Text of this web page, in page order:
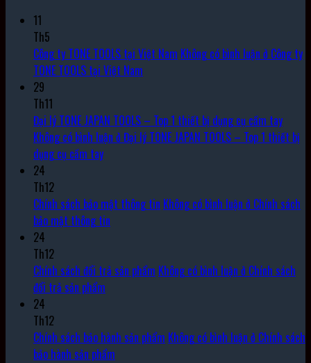
11
Th5
Công ty TONE TOOLS tại Việt Nam Không có bình luận ở Công ty
TONE TOOLS tại Việt Nam
29
Th11
Đại lý TONE JAPAN TOOLS – Top 1 thiết bị dụng cụ cầm tay
Không có bình luận ở Đại lý TONE JAPAN TOOLS – Top 1 thiết bị
dụng cụ cầm tay
24
Th12
Chính sách bảo mật thông tin Không có bình luận ở Chính sách
bảo mật thông tin
24
Th12
Chính sách đổi trả sản phẩm Không có bình luận ở Chính sách
đổi trả sản phẩm
24
Th12
Chính sách bảo hành sản phẩm Không có bình luận ở Chính sách
bảo hành sản phẩm